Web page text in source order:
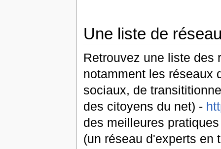
Une liste de
Retrouvez une liste des
notamment les réseaux
sociaux, de
des citoyens du net) -
des meilleures
(un réseau d'experts en